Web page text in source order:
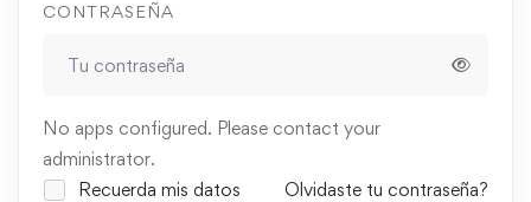
CONTRASEÑA
No apps configured. Please contact your
administrator.
Recuerda mis datos
Olvidaste tu contraseña?